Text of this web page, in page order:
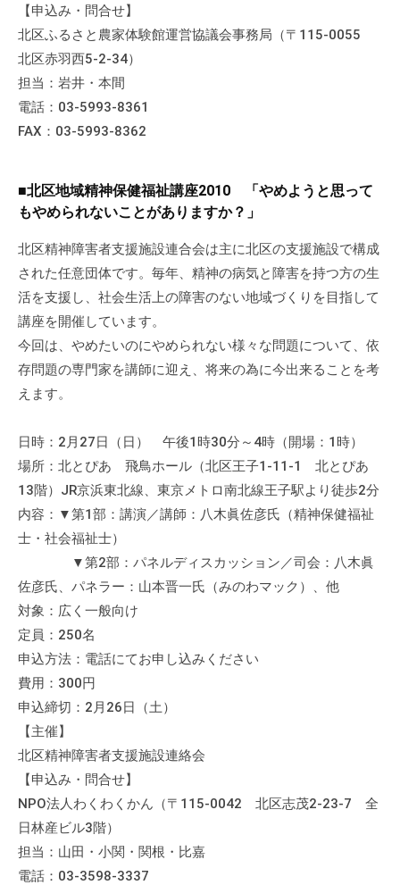
階
で
す
。
【申込み・問合せ】
北区ふるさと農家体験館運営協議会事務局（〒115-0055
北区赤羽西5-2-34）
担当：岩井・本間
電話：03-5993-8361
FAX：03-5993-8362
■北区地域精神保健福祉講座2010 「やめようと思って
もやめられないことがありますか？」
北区精神障害者支援施設連合会は主に北区の支援施設で構成
された任意団体です。毎年、精神の病気と障害を持つ方の生
活を支援し、社会生活上の障害のない地域づくりを目指して
講座を開催しています。
今回は、やめたいのにやめられない様々な問題について、依
存問題の専門家を講師に迎え、将来の為に今出来ることを考
えます。
日時：2月27日（日） 午後1時30分～4時（開場：1時）
場所：北とぴあ 飛鳥ホール（北区王子1-11-1 北とぴあ
13階）JR京浜東北線、東京メトロ南北線王子駅より徒歩2分
内容：▼第1部：講演／講師：八木眞佐彦氏（精神保健福祉
士・社会福祉士）
▼第2部：パネルディスカッション／司会：八木眞
佐彦氏、パネラー：山本晋一氏（みのわマック）、他
対象：広く一般向け
定員：250名
申込方法：電話にてお申し込みください
費用：300円
申込締切：2月26日（土）
【主催】
北区精神障害者支援施設連絡会
【申込み・問合せ】
NPO法人わくわくかん（〒115-0042 北区志茂2-23-7 全
日林産ビル3階）
担当：山田・小関・関根・比嘉
電話：03-3598-3337